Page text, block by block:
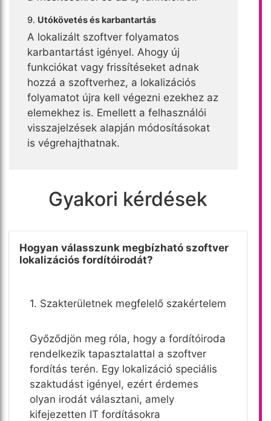
9. Utókövetés és karbantartás
A lokalizált szoftver folyamatos
karbantartást igényel. Ahogy új
funkciókat vagy frissítéseket adnak
hozzá a szoftverhez, a lokalizációs
folyamatot újra kell végezni ezekhez az
elemekhez is. Emellett a felhasználói
visszajelzések alapján módosításokat
is végrehajthatnak.
Gyakori kérdések
Hogyan válasszunk megbízható szoftver
lokalizációs fordítóirodát?
1. Szakterületnek megfelelő szakértelem
Győződjön meg róla, hogy a fordítóiroda
rendelkezik tapasztalattal a szoftver
fordítás terén. Egy lokalizáció speciális
szaktudást igényel, ezért érdemes
olyan irodát választani, amely
kifejezetten IT fordításokra